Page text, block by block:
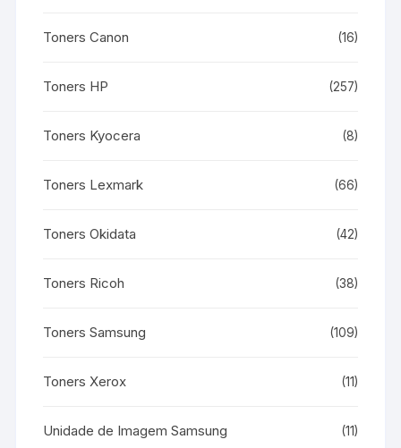
Toners Canon (16)
Toners HP (257)
Toners Kyocera (8)
Toners Lexmark (66)
Toners Okidata (42)
Toners Ricoh (38)
Toners Samsung (109)
Toners Xerox (11)
Unidade de Imagem Samsung (11)